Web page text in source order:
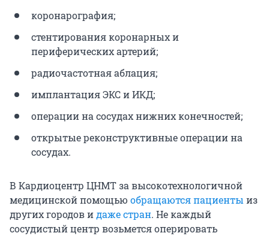
коронарография;
стентирования коронарных и
периферических артерий;
радиочастотная аблация;
имплантация ЭКС и ИКД;
операции на сосудах нижних конечностей;
открытые реконструктивные операции на
сосудах.
В Кардиоцентр ЦНМТ за высокотехнологичной
медицинской помощью обращаются пациенты из
других городов идаже стран. Не каждый
сосудистый центр возьмется оперировать